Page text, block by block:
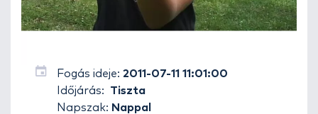
Fogás ideje: 2011-07-11 11:01:00
Időjárás:
Tiszta
Napszak: Nappal